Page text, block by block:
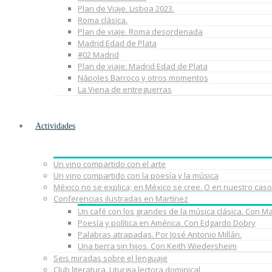
Plan de Viaje. Lisboa 2023.
Roma clásica.
Plan de viaje. Roma desordenada
Madrid Edad de Plata
#02 Madrid
Plan de viaje: Madrid Edad de Plata
Nápoles Barroco y otros momentos
La Viena de entreguerras
Actividades
Un vino compartido con el arte
Un vino compartido con la poesía y la música
México no se explica; en México se cree. O en nuestro
Conferencias ilustradas en Martínez
Un café con los grandes de la música clásica. Con
Poesía y política en América. Con Edgardo Dobry
Palabras atrapadas. Por José Antonio Millán.
Una tierra sin hijos. Con Keith Wiedersheim
Seis miradas sobre el lenguaje
Club literatura. Liturgia lectora dominical